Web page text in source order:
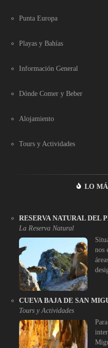
Punta Europa
Playas y Bahías
Información General
Dónde Comer y Beber
Alojamiento
Tours y Actividades
LO
RESERVA NATURAL DEL
La Reserva Natural
nos
CUEVA BAJA DE SAN
Tours y Actividades